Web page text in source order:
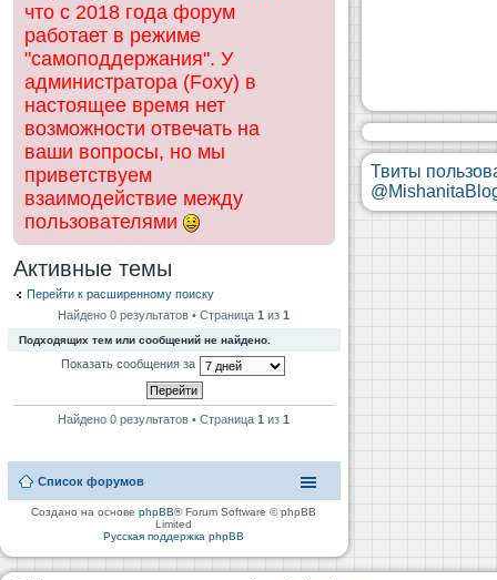
что с 2018 года форум
работает в режиме
"самоподдержания". У
администратора (Foxy) в
настоящее время нет
возможности отвечать на
ваши вопросы, но мы
приветствуем
взаимодействие между
пользователями
Активные темы
Перейти к расширенному поиску
Найдено 0 результатов • Страница1 из1
Подходящих тем или сообщений не найдено.
Показать сообщения за
Найдено 0 результатов • Страница1 из1
Список форумов
Создано на основеphpBB® Forum Software © phpBB
Limited
Русская поддержка phpBB
Твиты